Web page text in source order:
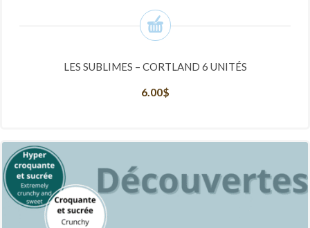
LES SUBLIMES – CORTLAND 6 UNITÉS
6.00$